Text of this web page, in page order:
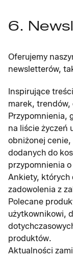
6.
Oferujemy
newsletterów,
Inspirujące
marek,
Przypomnienia,
na liście życzeń
obniżonej
dodanych do
przypomnienia
Ankiety, których
zadowolenia z
Polecane
użytkownikowi,
produktów.
Aktualności